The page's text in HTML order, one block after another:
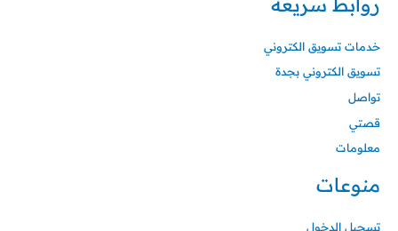
خدمات تسويق الكتروني
تسويق الكتروني بجدة
تواصل
قصتي
معلومات
منوعات
تسجيل الدخول